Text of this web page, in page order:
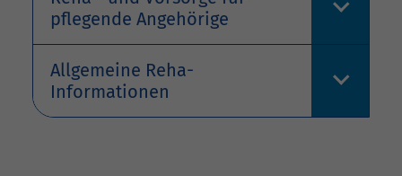
pflegende Angehörige
Allgemeine Reha-
Informationen